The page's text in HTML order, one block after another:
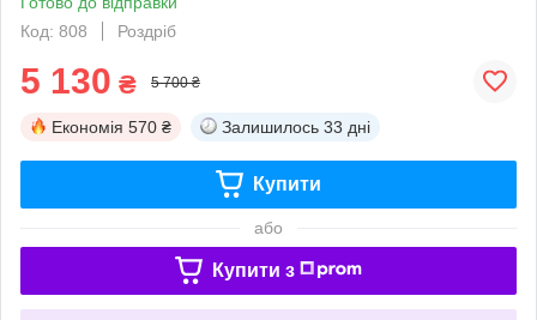
Код: 808
Роздріб
5 130 ₴ 5 700 ₴
Економія 570 ₴ Залишилось 33 дні
Купити
або
Купити з